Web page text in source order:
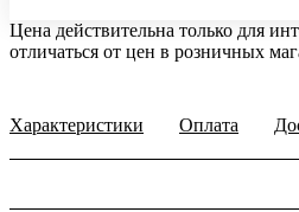
Цена действительна только для
отличаться от цен в розничных
Характеристики Оплата